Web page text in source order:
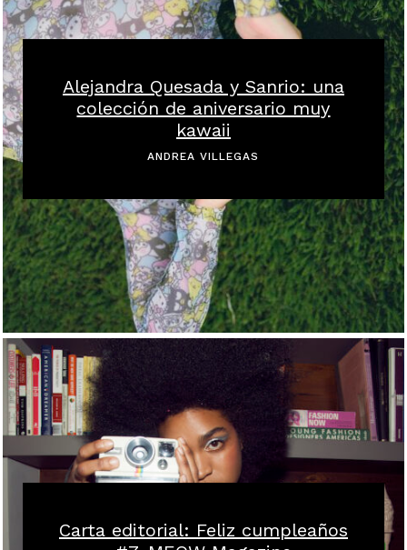
Alejandra Quesada y Sanrio: una
colección de aniversario muy
kawaii
ANDREA VILLEGAS
Carta editorial: Feliz cumpleaños